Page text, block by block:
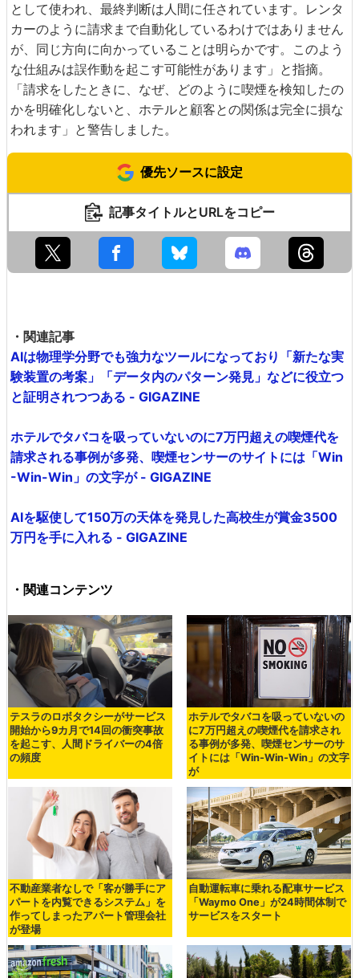
として使われ、最終判断は人間に任されています。レンタ
カーのように請求まで自動化しているわけではありません
が、同じ方向に向かっていることは明らかです。このよう
な仕組みは誤作動を起こす可能性があります」と指摘。
「請求をしたときに、なぜ、どのように喫煙を検知したの
かを明確化しないと、ホテルと顧客との関係は完全に損な
われます」と警告しました。
優先ソースに設定
記事タイトルとURLをコピー
・関連記事
AIは物理学分野でも強力なツールになっており「新たな実
験装置の考案」「データ内のパターン発見」などに役立つ
と証明されつつある - GIGAZINE
ホテルでタバコを吸っていないのに7万円超えの喫煙代を
請求される事例が多発、喫煙センサーのサイトには「Win
-Win-Win」の文字が - GIGAZINE
AIを駆使して150万の天体を発見した高校生が賞金3500
万円を手に入れる - GIGAZINE
・関連コンテンツ
テスラのロボタクシーがサービス
開始から9カ月で14回の衝突事故
を起こす、人間ドライバーの4倍
の頻度
ホテルでタバコを吸っていないの
に7万円超えの喫煙代を請求され
る事例が多発、喫煙センサーのサ
イトには「Win-Win-Win」の文字
が
不動産業者なしで「客が勝手にア
パートを内覧できるシステム」を
作ってしまったアパート管理会社
が登場
自動運転車に乗れる配車サービス
「Waymo One」が24時間体制で
サービスをスタート